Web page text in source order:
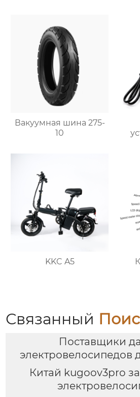
Вакуумная шина 275-
10
KKC A5
Связанный
Поставщики
электровелосипедов
Китай kugoov3pro